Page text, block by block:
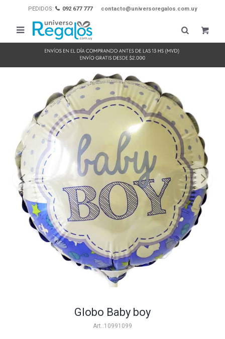
PEDIDOS: 092 677 777 contacto@universoregalos.com.uy

Globo Baby boy
10991099